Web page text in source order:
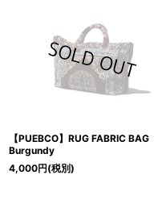
【PUEBCO】RUG FABRIC BAG
Burgundy
4,000円(税別)